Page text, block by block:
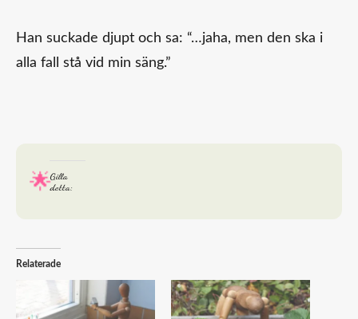
Han suckade djupt och sa: “…jaha, men den ska i
alla fall stå vid min säng.”
Gilla
detta:
Relaterade